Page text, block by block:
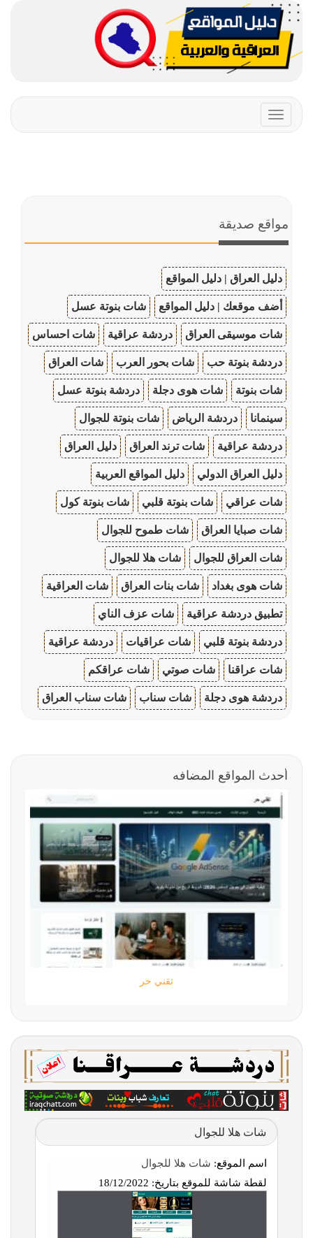
Toggle
navigation
مواقع صديقة
دليل العراق | دليل المواقع
أضف موقعك | دليل المواقع شات بنوتة عسل
شات موسيقى العراق دردشة عراقية شات احساس
دردشة بنوتة حب شات بحور العرب شات العراق
شات بنوتة شات هوى دجلة دردشة بنوتة عسل
سينمانا دردشة الرياض شات بنوتة للجوال
دردشة عراقية شات ترند العراق دليل العراق
دليل العراق الدولي دليل المواقع العربية
شات عراقي شات بنوتة قلبي شات بنوتة كول
شات صبايا العراق شات طموح للجوال
شات العراق للجوال شات هلا للجوال
شات هوى بغداد شات بنات العراق شات العراقية
تطبيق دردشة عراقية شات عزف الناي
دردشة بنوتة قلبي شات عراقيات دردشة عراقية
شات عراقنا شات صوتي شات عراقكم
دردشة هوى دجلة شات سناب شات سناب العراق
أحدث المواقع المضافه
تقني حر
شات هلا للجوال
اسم الموقع: شات هلا للجوال
لقطة شاشة للموقع بتاريخ: